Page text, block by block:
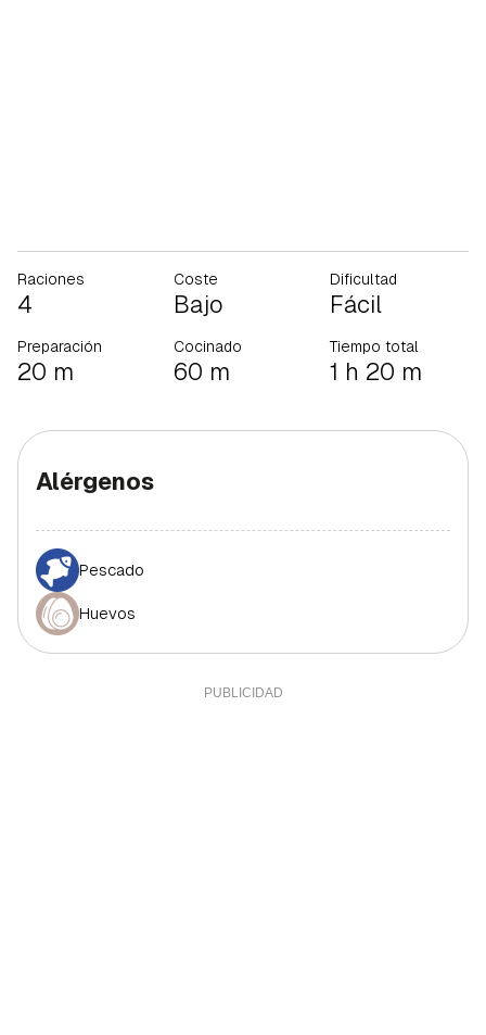
Raciones
4
Coste
Bajo
Dificultad
Fácil
Preparación
20 m
Cocinado
60 m
Tiempo total
1 h 20 m
Alérgenos
Pescado
Huevos